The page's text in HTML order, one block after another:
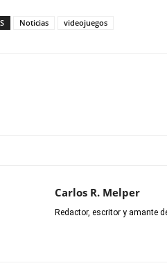
Noticias videojuegos
Carlos R. Melper
Redactor, escritor y amante